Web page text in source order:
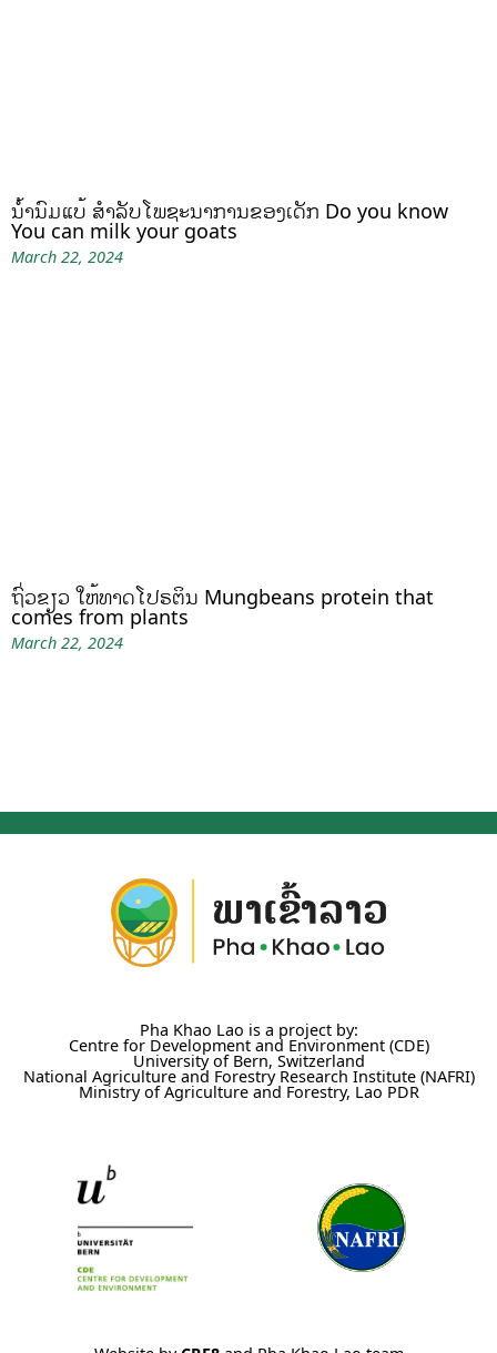
ນໍ້ານົມແບ້ ສຳລັບໂພຊະນາການຂອງເດັກ Do you know
You can milk your goats
March 22, 2024
ຖົ່ວຂຽວ ໃຫ້ທາດໂປຣຕິນ Mungbeans protein that
comes from plants
March 22, 2024
Pha Khao Lao is a project by:
Centre for Development and Environment (CDE)
University of Bern, Switzerland
National Agriculture and Forestry Research Institute (NAFRI)
Ministry of Agriculture and Forestry, Lao PDR